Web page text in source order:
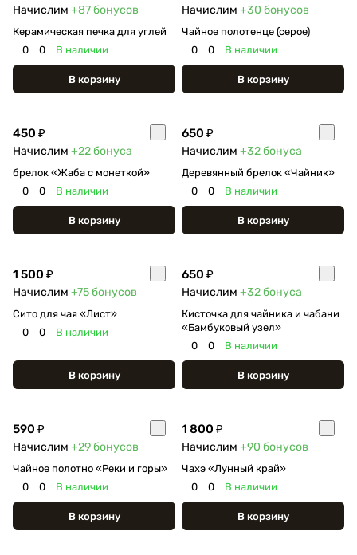
Начислим +87бонусов
Керамическая печка для углей
0
0 В наличии
В корзину
Начислим +30 бонусов
Чайное полотенце (серое)
0
0 В наличии
В корзину
450 ₽
Начислим +22бонуса
брелок «Жаба с монеткой»
0
0 В наличии
В корзину
650 ₽
Начислим +32бонуса
Деревянный брелок «Чайник»
0
0 В наличии
В корзину
1 500 ₽
Начислим +75бонусов
Сито для чая «Лист»
0
0 В наличии
В корзину
650 ₽
Начислим +32бонуса
Кисточка для чайника и чабани
«Бамбуковый узел»
0
0 В наличии
В корзину
590 ₽
Начислим +29бонусов
Чайное полотно «Реки и горы»
0
0 В наличии
В корзину
1 800 ₽
Начислим +90 бонусов
Чахэ «Лунный край»
0
0 В наличии
В корзину